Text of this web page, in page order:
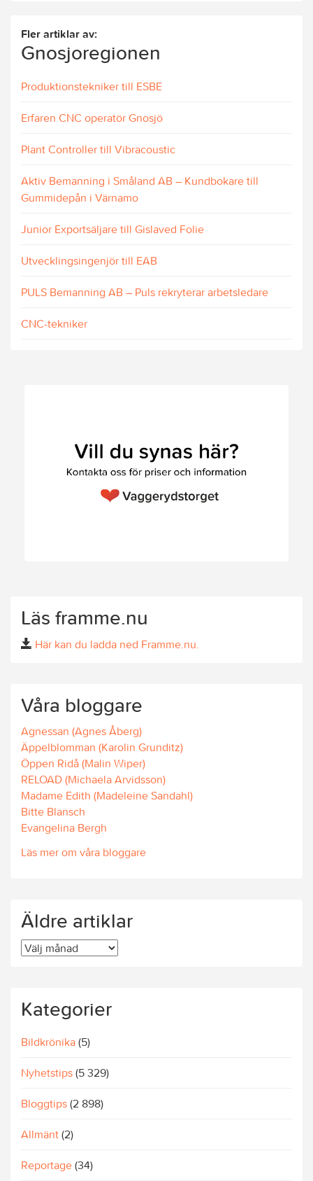
Fler artiklar av:
Gnosjoregionen
Produktionstekniker till ESBE
Erfaren CNC operatör Gnosjö
Plant Controller till Vibracoustic
Aktiv Bemanning i Småland AB – Kundbokare till
Gummidepån i Värnamo
Junior Exportsäljare till Gislaved Folie
Utvecklingsingenjör till EAB
PULS Bemanning AB – Puls rekryterar arbetsledare
CNC-tekniker
Läs framme.nu
Här kan du ladda ned Framme.nu.
Våra bloggare
Agnessan (Agnes Åberg)
Äppelblomman (Karolin Grunditz)
Öppen Ridå (Malin Wiper)
RELOAD (Michaela Arvidsson)
Madame Edith (Madeleine Sandahl)
Bitte Blansch
Evangelina Bergh
Läs mer om våra bloggare
Äldre artiklar
Äldre
Kategorier
Bildkrönika (5)
Nyhetstips (5 329)
Bloggtips (2 898)
Allmänt (2)
Reportage (34)